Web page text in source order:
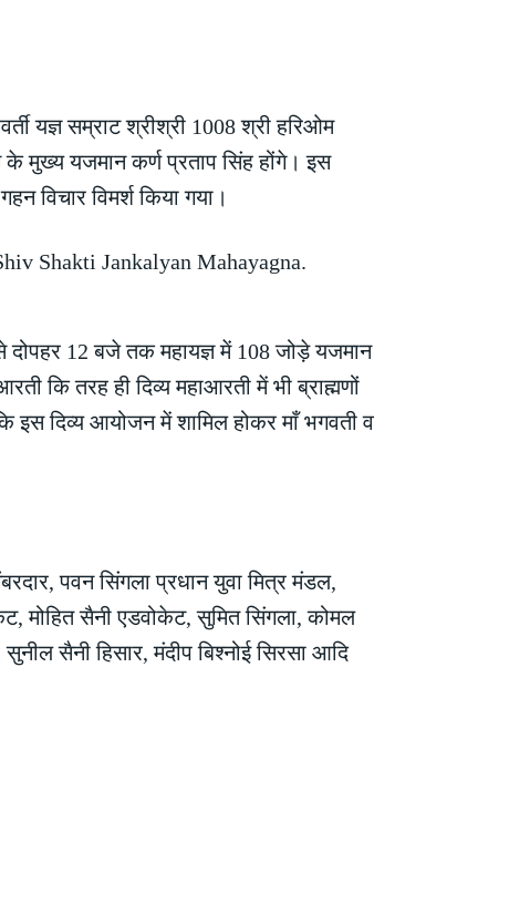
यज्ञ सम्राट श्रीश्री 1008 श्री हरिओम
मुख्य यजमान कर्ण प्रताप सिंह होंगे। इस
विचार विमर्श किया गया।
दोपहर 12 बजे तक महायज्ञ में 108 जोड़े यजमान
कि तरह ही दिव्य महाआरती में भी ब्राह्मणों
दिव्य आयोजन में शामिल होकर माँ भगवती व
पवन सिंगला प्रधान युवा मित्र मंडल,
मोहित सैनी एडवोकेट, सुमित सिंगला, कोमल
सैनी हिसार, मंदीप बिश्नोई सिरसा आदि